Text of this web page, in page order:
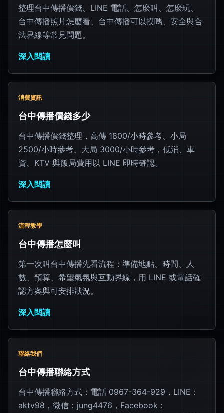
整理台中傳播價錢、LINE 電話、怎麼叫、怎麼玩、
台中傳播照片怎麼看、台中傳播可以摸嗎、安全與合
法界線等常見問題。
深入閱讀
消費資訊
台中傳播價錢多少
台中傳播價錢整理，高傳 1800/小時參考、小局
2500/小時參考、大局 3000/小時參考，低消、車
資、KTV 與飯局費用以 LINE 即時確認。
深入閱讀
流程教學
台中傳播怎麼叫
第一次叫台中傳播先看流程：準備地點、時間、人
數、預算、希望氣氛與互動界線，用 LINE 或電話確
認方案與可安排狀況。
深入閱讀
聯絡我們
台中傳播聯絡方式
台中傳播聯絡方式：電話 0967-364-929，LINE：
aktv98，微信：jung4476，Facebook：